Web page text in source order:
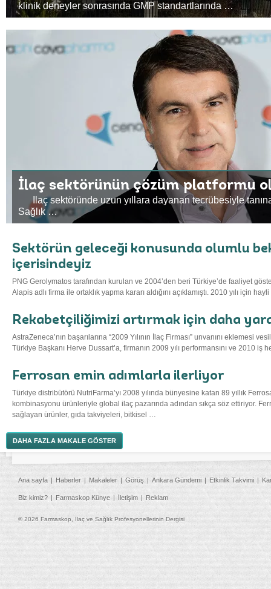
klinik deneyler sonrasında GMP standartlarında …
İlaç sektörünün çözüm platformu
Ilaç sektöründe uzun yıllara dayanan tecrübesiyle
Sağlık …
Sektörün geleceği konusunda olumlu
içerisindeyiz
PNG Gerolymatos tarafından kurulan ve 2004’den beri Türkiye’de faaliyet
Alapis adlı firma ile ortaklık yapma kararı aldığını açıklamıştı. 2010 yılı için
Rekabetçiliğimizi artırmak için daha
AstraZeneca’nın başarılarına “2009 Yılının İlaç Firması” unvanını eklemesi
Türkiye Başkanı Herve Dussart’a, firmanın 2009 yılı performansını ve 2010
Ferrosan emin adımlarla ilerliyor
Türkiye distribütörü NutriFarma’yı 2008 yılında bünyesine katan 89 yıllık
kombinasyonu ürünleriyle global ilaç pazarında adından sıkça söz ettiriyor.
sağlayan ürünler, gıda takviyeleri, bitkisel …
DAHA FAZLA MAKALE GÖSTER
Ana sayfa Haberler Makaleler Görüş Ankara Gündemi Etkinlik Takvimi
Biz kimiz? Farmaskop Künye İletişim Reklam
© 2026 Farmaskop, İlaç ve Sağlık Profesyonellerinin Dergisi